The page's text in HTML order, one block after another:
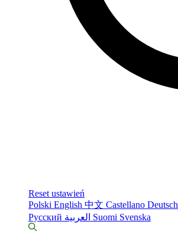
Reset ustawień
Polski English 中文 Castellano Deutsch
Русский
Suomi Svenska